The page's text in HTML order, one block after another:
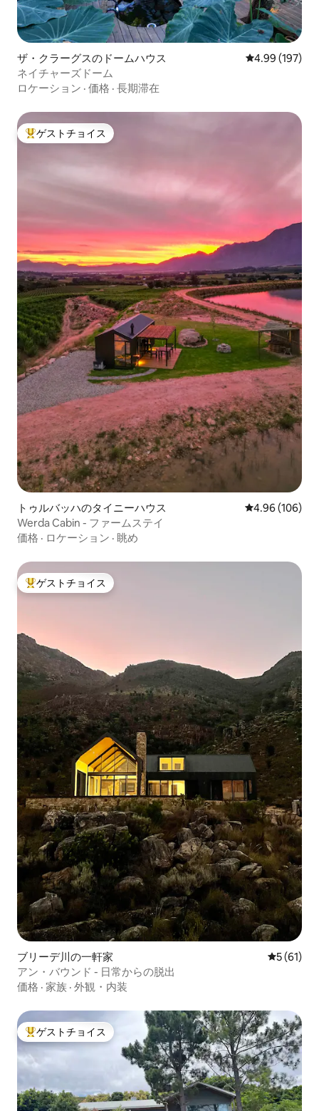
ザ・クラーグスのドームハウス レビュー197
4.99 (197)
ネイチャーズドーム
ロケーション · 価格 · 長期滞在
大好評のゲストチョイスです。
ゲストチョイス
トゥルバッハのタイニーハウス レビュー106
4.96 (106)
Werda Cabin - ファームステイ
価格 · ロケーション · 眺め
大好評のゲストチョイスです。
ゲストチョイス
ブリーデ川の一軒家 レビュー
5 (61)
アン・バウンド - 日常からの脱出
価格 · 家族 · 外観・内装
大好評のゲストチョイスです。
ゲストチョイス